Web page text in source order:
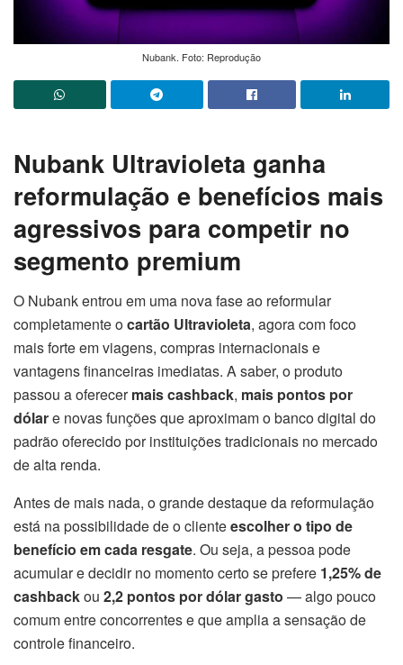
Nubank. Foto: Reprodução
Nubank Ultravioleta ganha
reformulação e benefícios mais
agressivos para competir no
segmento premium
O Nubank entrou em uma nova fase ao reformular
completamente ocartão Ultravioleta, agora com foco
mais forte em viagens, compras internacionais e
vantagens financeiras imediatas. A saber, o produto
passou a oferecermais cashback, mais pontos por
dólare novas funções que aproximam o banco digital do
padrão oferecido por instituições tradicionais no mercado
de alta renda.
Antes de mais nada, o grande destaque da reformulação
está na possibilidade de o clienteescolher o tipo de
benefício em cada resgate. Ou seja, a pessoa pode
acumular e decidir no momento certo se prefere 1,25% de
cashbackou 2,2 pontos por dólar gasto — algo pouco
comum entre concorrentes e que amplia a sensação de
controle financeiro.